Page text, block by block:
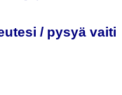
/ pysyä vaiti